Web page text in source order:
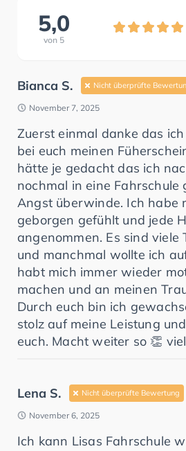
5,0
von 5
Bianca S. Nicht überprüfte
November 7, 2025
Zuerst einmal danke das
bei euch meinen
hätte je gedacht das ich
nochmal in eine Fahrschule
Angst überwinde. Ich habe
geborgen gefühlt und jede
angenommen. Es sind viele
und manchmal wollte ich
habt mich immer wieder
machen und an meinen
Durch euch bin ich
stolz auf meine Leistung
euch. Macht weiter so 👏
Lena S. Nicht überprüfte Bewertung
November 6, 2025
Ich kann Lisas Fahrschule